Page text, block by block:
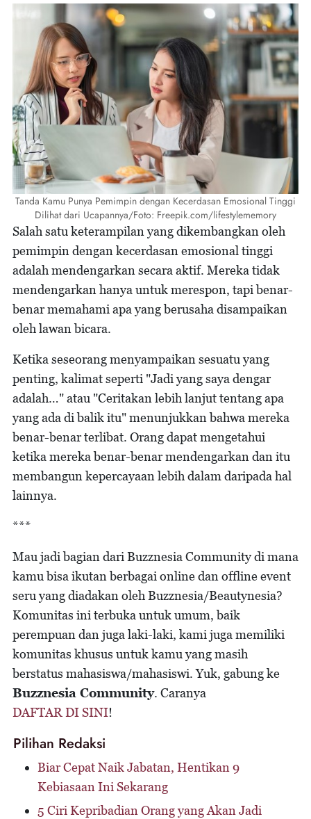
Tanda Kamu Punya Pemimpin dengan Kecerdasan Emosional Tinggi
Dilihat dari Ucapannya/Foto: Freepik.com/lifestylememory
Salah satu keterampilan yang dikembangkan oleh
pemimpin dengan kecerdasan emosional tinggi
adalah mendengarkan secara aktif. Mereka tidak
mendengarkan hanya untuk merespon, tapi benar-
benar memahami apa yang berusaha disampaikan
oleh lawan bicara.
Ketika seseorang menyampaikan sesuatu yang
penting, kalimat seperti "Jadi yang saya dengar
adalah…" atau "Ceritakan lebih lanjut tentang apa
yang ada di balik itu" menunjukkan bahwa mereka
benar-benar terlibat. Orang dapat mengetahui
ketika mereka benar-benar mendengarkan dan itu
membangun kepercayaan lebih dalam daripada hal
lainnya.
***
Mau jadi bagian dari Buzznesia Community di mana
kamu bisa ikutan berbagai online dan offline event
seru yang diadakan oleh Buzznesia/Beautynesia?
Komunitas ini terbuka untuk umum, baik
perempuan dan juga laki-laki, kami juga memiliki
komunitas khusus untuk kamu yang masih
berstatus mahasiswa/mahasiswi. Yuk, gabung ke
Buzznesia Community. Caranya
DAFTAR DI SINI!
Pilihan Redaksi
Biar Cepat Naik Jabatan, Hentikan 9
Kebiasaan Ini Sekarang
5 Ciri Kepribadian Orang yang Akan Jadi